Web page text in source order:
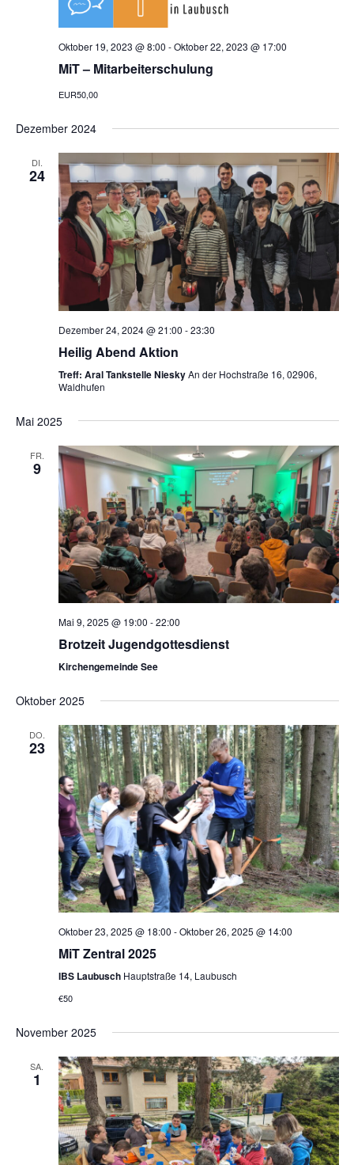
Oktober 19, 2023 @ 8:00 -Oktober 22, 2023 @ 17:00
MiT – Mitarbeiterschulung
EUR50,00
Dezember 2024
DI.
24
Dezember 24, 2024 @ 21:00 -23:30
Heilig Abend Aktion
Treff: Aral Tankstelle NieskyAn der Hochstraße 16, 02906,
Waldhufen
Mai 2025
FR.
9
Mai 9, 2025 @ 19:00 -22:00
Brotzeit Jugendgottesdienst
Kirchengemeinde See
Oktober 2025
DO.
23
Oktober 23, 2025 @ 18:00 -Oktober 26, 2025 @ 14:00
MiT Zentral 2025
IBS Laubusch Hauptstraße 14, Laubusch
€50
November 2025
SA.
1